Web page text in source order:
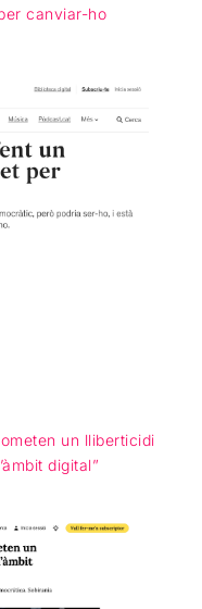
canviar-ho
un lliberticidi
digital”